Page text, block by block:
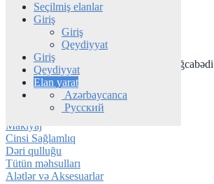
Seçilmiş elanlar
Giriş
Giriş
Qeydiyyat
Giriş
Qeydiyyat
Elan yarat
Azərbaycanca
Русский
Azerbaijan
Gözəllik və Sağlamlıq
Ətir
Bütün elanlar in 50 km around Ağcabədi
Hamam ləvazimatları
Ətir
Makiyaj
Cinsi Sağlamlıq
Dəri qulluğu
Tütün məhsulları
Alətlər və Aksesuarlar